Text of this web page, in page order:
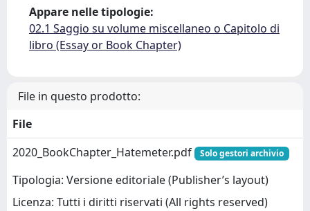
Appare nelle tipologie:
02.1 Saggio su volume miscellaneo o Capitolo di
libro (Essay or Book Chapter)
File in questo prodotto:
File
2020_BookChapter_Hatemeter.pdf
Solo gestori archivio
Tipologia: Versione editoriale (Publisher’s layout)
Licenza: Tutti i diritti riservati (All rights reserved)